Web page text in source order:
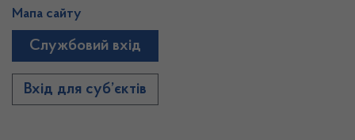
Мапа сайту
Службовий вхід
Вхід для суб’єктів